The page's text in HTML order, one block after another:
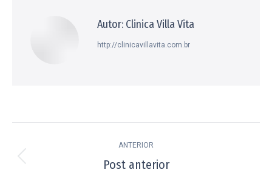
Autor: Clinica Villa Vita
http://clinicavillavita.com.br
de
ANTERIOR
Post
Post anterior